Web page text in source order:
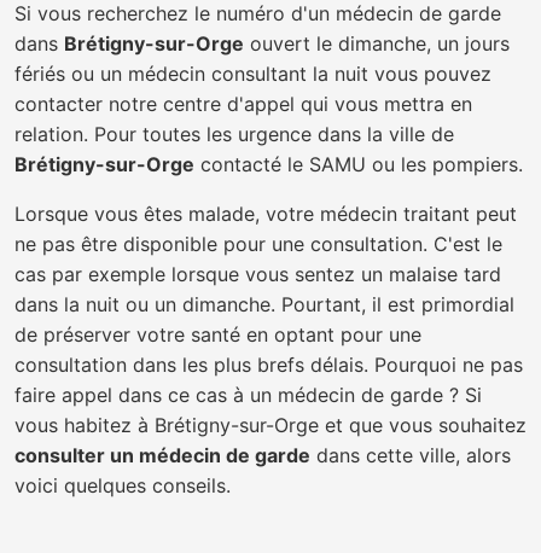
Si vous recherchez le numéro d'un médecin de garde
dans Brétigny-sur-Orge ouvert le dimanche, un jours
fériés ou un médecin consultant la nuit vous pouvez
contacter notre centre d'appel qui vous mettra en
relation. Pour toutes les urgence dans la ville de
Brétigny-sur-Orge contacté le SAMU ou les pompiers.
Lorsque vous êtes malade, votre médecin traitant peut
ne pas être disponible pour une consultation. C'est le
cas par exemple lorsque vous sentez un malaise tard
dans la nuit ou un dimanche. Pourtant, il est primordial
de préserver votre santé en optant pour une
consultation dans les plus brefs délais. Pourquoi ne pas
faire appel dans ce cas à un médecin de garde ? Si
vous habitez à Brétigny-sur-Orge et que vous souhaitez
consulter un médecin de garde dans cette ville, alors
voici quelques conseils.